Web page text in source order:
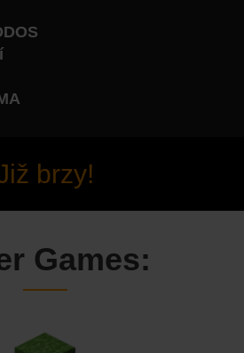
brzy!
Games: